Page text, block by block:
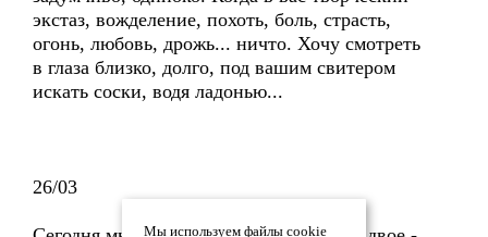
экстаз, вожделение, похоть, боль, страсть,
огонь, любовь, дрожь... ничто. Хочу смотреть
в глаза близко, долго, под вашим свитером
искать соски, водя ладонью...
26/03
Мы используем файлы cookie